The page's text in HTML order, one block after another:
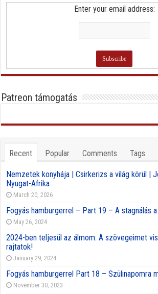
Enter your email address:
Patreon támogatás
Recent Popular Comments Tags
Nemzetek konyhája | Csirkerizs a világ körül |
Nyugat-Afrika
March 20, 2026
Fogyás hamburgerrel – Part 19 – A stagnálás
May 26, 2024
2024-ben teljesül az álmom: A szövegeimet
rajtatok!
January 29, 2024
Fogyás hamburgerrel Part 18 – Szülinapomra
November 30, 2023